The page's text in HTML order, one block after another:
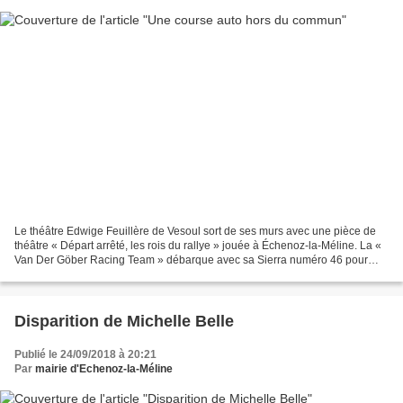
Le théâtre Edwige Feuillère de Vesoul sort de ses murs avec une pièce de
théâtre « Départ arrêté, les rois du rallye » jouée à Échenoz-la-Méline. La «
Van Der Göber Racing Team » débarque avec sa Sierra numéro 46 pour
Disparition de Michelle Belle
Publié le 24/09/2018 à 20:21
Par mairie d'Echenoz-la-Méline